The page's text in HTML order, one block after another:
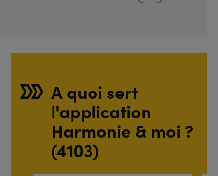
A quoi sert
l'application
Harmonie & moi ?
(4103)